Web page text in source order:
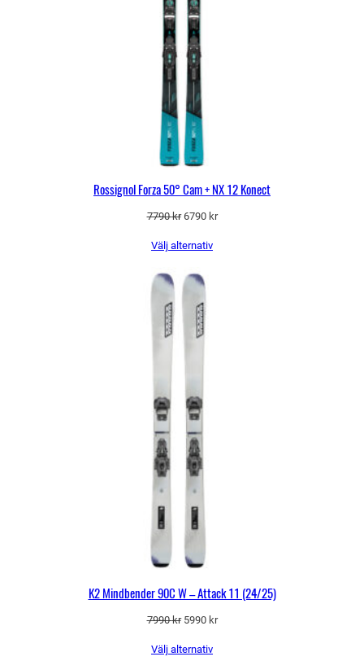
Rossignol Forza 50° Cam + NX 12 Konect
7790kr Det
priset
7790 kr.
6790 krDet
Välj alternativ
K2 Mindbender 90C W – Attack 11 (24/25)
7990kr Det
priset
5990 krDet
Välj alternativ